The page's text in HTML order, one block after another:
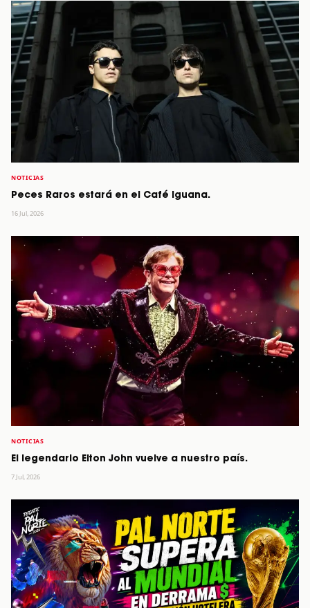
NOTICIAS
Peces Raros estará en el Café Iguana.
16 Jul, 2026
NOTICIAS
El legendario Elton John vuelve a nuestro país.
7 Jul, 2026